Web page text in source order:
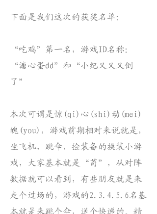
下面是我们这次的获奖名单：
“吃鸡”第一名，游戏ID名称：
“溏心蛋dd”和“小纪又又又倒
了”
本次可谓是惊(qi)心(shi)动(mei)
魄(you)，游戏前期相对来说就是，
坐飞机，跳伞，捡装备的换装小游
戏，大家基本就是“苟”，从对阵
数据就可以看到，有些朋友就是来
走个过场的，游戏的2.3.4.5.6名基
本就是来跳个伞，送个快递的。精